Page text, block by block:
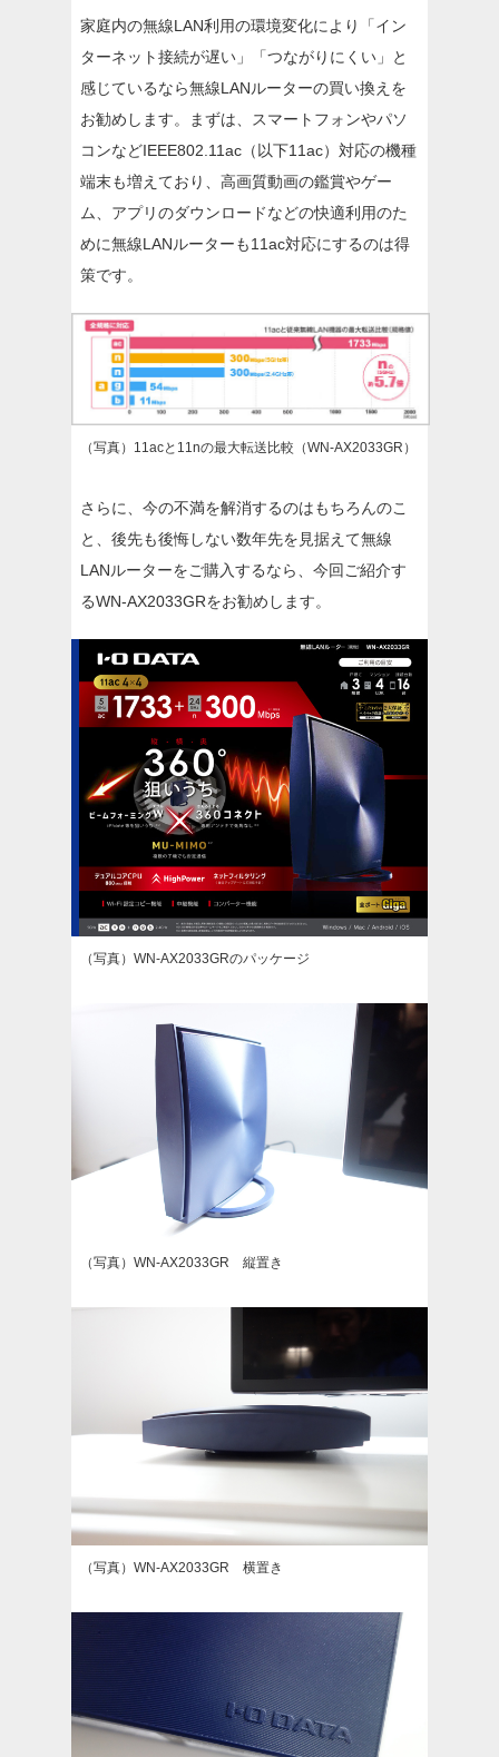
家庭内の無線LAN利用の環境変化により「イン
ターネット接続が遅い」「つながりにくい」と
感じているなら無線LANルーターの買い換えを
お勧めします。まずは、スマートフォンやパソ
コンなどIEEE802.11ac（以下11ac）対応の機種
端末も増えており、高画質動画の鑑賞やゲー
ム、アプリのダウンロードなどの快適利用のた
めに無線LANルーターも11ac対応にするのは得
策です。
（写真）11acと11nの最大転送比較（WN-AX2033GR）
さらに、今の不満を解消するのはもちろんのこ
と、後先も後悔しない数年先を見据えて無線
LANルーターをご購入するなら、今回ご紹介す
るWN-AX2033GRをお勧めします。
（写真）WN-AX2033GRのパッケージ
（写真）WN-AX2033GR 縦置き
（写真）WN-AX2033GR 横置き